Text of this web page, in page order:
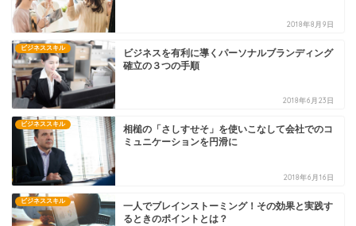
2018年8月9日
ビジネススキル
ビジネスを有利に導くパーソナルブランディング
確立の３つの手順
2018年6月23日
ビジネススキル
相槌の「さしすせそ」を使いこなして会社でのコ
ミュニケーションを円滑に
2018年6月16日
ビジネススキル
一人でブレインストーミング！その効果と実践す
るときのポイントとは？